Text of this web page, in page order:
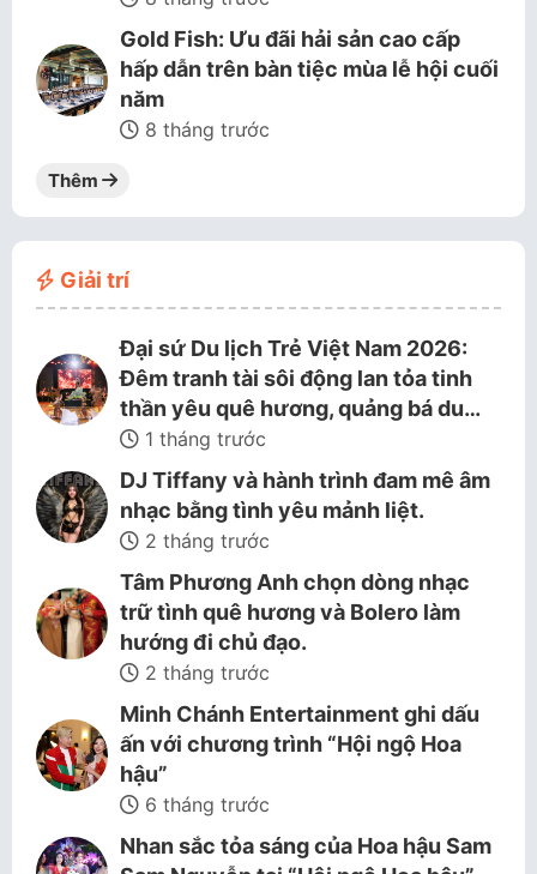
Gold Fish: Ưu đãi hải sản cao cấp
hấp dẫn trên bàn tiệc mùa lễ hội cuối
năm
8 tháng trước
Thêm
Giải trí
Đại sứ Du lịch Trẻ Việt Nam 2026:
Đêm tranh tài sôi động lan tỏa tinh
thần yêu quê hương, quảng bá du…
1 tháng trước
DJ Tiffany và hành trình đam mê âm
nhạc bằng tình yêu mảnh liệt.
2 tháng trước
Tâm Phương Anh chọn dòng nhạc
trữ tình quê hương và Bolero làm
hướng đi chủ đạo.
2 tháng trước
Minh Chánh Entertainment ghi dấu
ấn với chương trình “Hội ngộ Hoa
hậu”
6 tháng trước
Nhan sắc tỏa sáng của Hoa hậu Sam